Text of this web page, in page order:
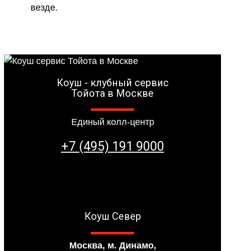
везде.
Коуш - клубный сервис
Тойота в Москве
Единый колл-центр
+7 (495) 191 9000
Коуш Север
Москва, м. Динамо,